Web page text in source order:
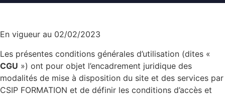
En vigueur au 02/02/2023
Les présentes conditions générales d’utilisation (dites «
CGU ») ont pour objet l’encadrement juridique des
modalités de mise à disposition du site et des services par
CSIP FORMATION et de définir les conditions d’accès et